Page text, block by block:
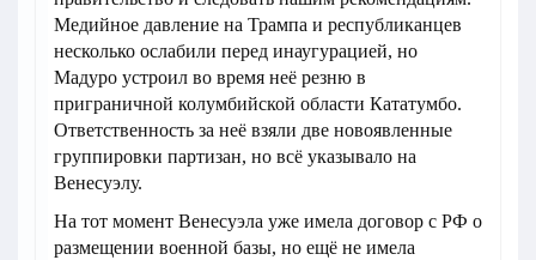
Медийное давление на Трампа и республиканцев
несколько ослабили перед инаугурацией, но
Мадуро устроил во время неё резню в
приграничной колумбийской области Кататумбо.
Ответственность за неё взяли две новоявленные
группировки партизан, но всё указывало на
Венесуэлу.
На тот момент Венесуэла уже имела договор с РФ о
размещении военной базы, но ещё не имела